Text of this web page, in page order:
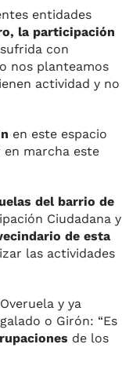
entidades
la participación
con
nos planteamos
actividad y no
en este espacio
marcha este
del barrio de
Ciudadana y
de esta
las actividades
y ya
o Girón: “Es
de los